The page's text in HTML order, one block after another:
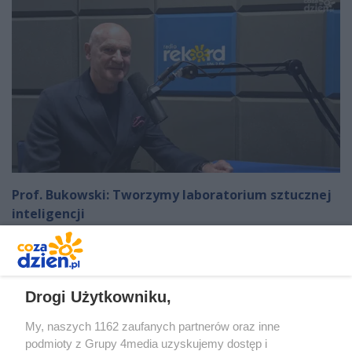
Prof. Bukowski: Tworzymy laboratorium sztucznej
inteligencji
Autor artykułu:
RED/KD
Drogi Użytkowniku,
My, naszych 1162 zaufanych partnerów oraz inne
podmioty z Grupy 4media uzyskujemy dostęp i